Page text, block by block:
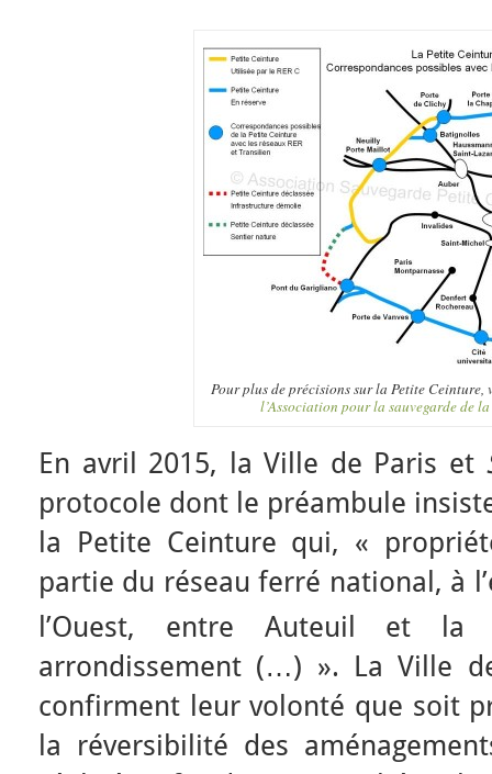
Pour plus de précisions sur la Petite Ceinture,
l’Association pour la sauvegarde de
En avril 2015, la Ville de Paris et
protocole dont le préambule
la Petite Ceinture qui, «
partie du réseau ferré national, à
l’Ouest, entre Auteuil et
arrondissement (…) ». La Ville
confirment leur volonté que soit
la réversibilité des